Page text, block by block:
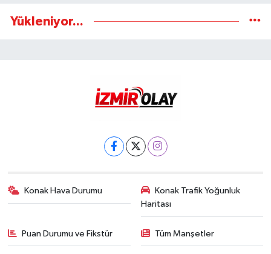
Yükleniyor...
Konak Hava Durumu
Konak Trafik Yoğunluk
Haritası
Puan Durumu ve Fikstür Tüm Manşetler